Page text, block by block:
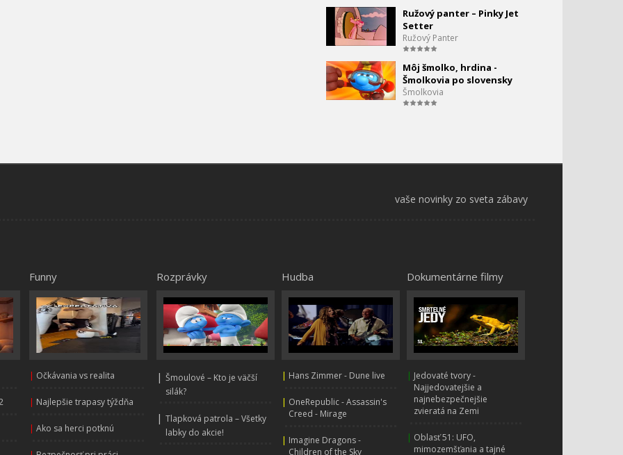
Ružový panter – Pinky Jet
Setter
Ružový Panter
Môj šmolko, hrdina -
Šmolkovia po slovensky
Šmolkovia
vaše novinky zo sveta zábavy
Funny
| Očkávania vs realita
| Najlepšie trapasy týždňa
| Ako sa herci potknú
Rozprávky
| Šmoulové – Kto je väčší
silák?
| Tlapková patrola – Všetky
labky do akcie!
Hudba
| Hans Zimmer - Dune live
| OneRepublic - Assassin's
Creed - Mirage
| Imagine Dragons -
Children of the Sky
Dokumentárne filmy
| Jedovaté tvory -
Najjedovatejšie a
najnebezpečnejšie
zvieratá na Zemi
| Oblasť 51: UFO,
mimozemšťania a tajné